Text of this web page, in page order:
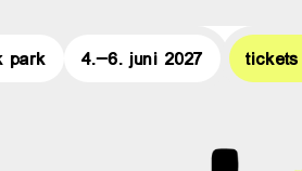
for 129€ wcd 2027 | june 4-6
park 4.–6. juni 2027